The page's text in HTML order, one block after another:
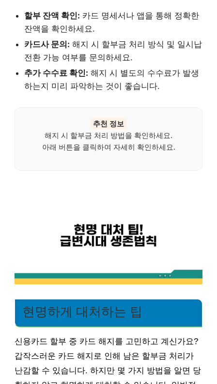
할부 잔액 확인: 카드 명세서나 앱을 통해 정확한
잔액을 확인하세요.
카드사 문의: 해지 시 할부금 처리 방식 및 일시납
전환 가능 여부를 문의하세요.
추가 수수료 확인: 해지 시 별도의 수수료가 발생
하는지 미리 파악하는 것이 좋습니다.
추천 정보
해지 시 할부금 처리 방법을 확인하세요.
아래 버튼을 클릭하여 자세히 확인하세요.
현명하게 대처하는 팁
신용카드 할부 중 카드 해지를 고민하고 계신가요?
갑작스러운 카드 해지로 인해 남은 할부금 처리가
난감할 수 있습니다. 하지만 몇 가지 방법을 알면 당